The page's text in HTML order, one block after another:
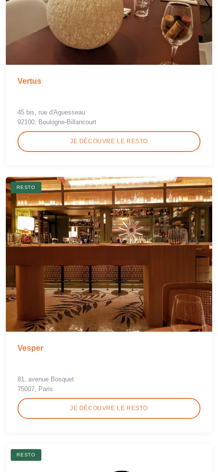
Vertus
45 bis, rue d'Aguesseau
92100, Boulogne-Billancourt
JE DÉCOUVRE LE RESTO
RESTO
Vesper
81, avenue Bosquet
75007, Paris
JE DÉCOUVRE LE RESTO
RESTO